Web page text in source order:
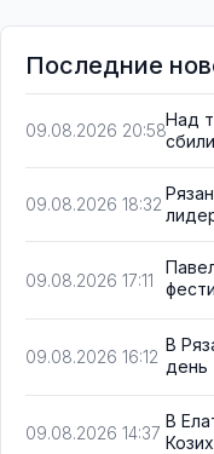
Последние
09.08.2026 20:58
Над
09.08.2026 18:32
09.08.2026 17:11
09.08.2026 16:12
В
день
09.08.2026 14:37
В